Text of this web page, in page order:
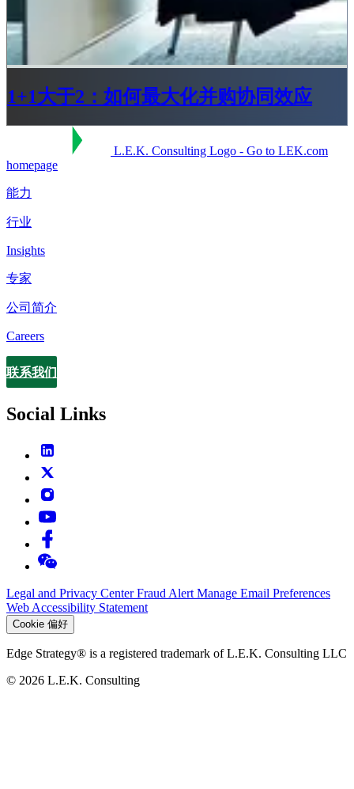
1+1大于2：如何最大化并购协同效应
L.E.K. Consulting Logo - Go to LEK.com
homepage
能力
行业
Insights
专家
公司简介
Careers
Contact
联系我们
Social Links
Legal and Privacy CenterFraud Alert Manage Email Preferences
Web Accessibility Statement
Cookie 偏好
Edge Strategy® is a registered trademark of L.E.K. Consulting LLC
© 2026 L.E.K. Consulting